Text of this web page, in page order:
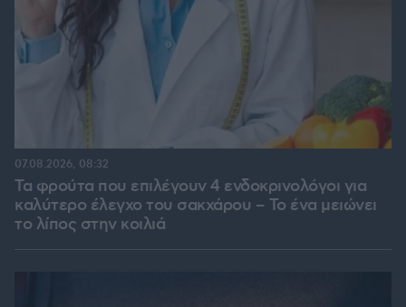
Τα φρούτα που επιλέγουν 4 ενδοκρινολόγοι για
καλύτερο έλεγχο του σακχάρου – Το ένα μειώνει
το λίπος στην κοιλιά
07.08.2026, 08:32